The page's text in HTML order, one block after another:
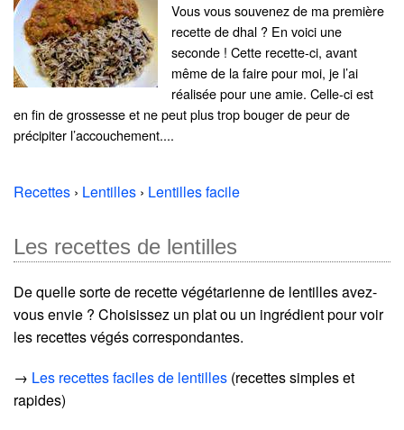
Vous vous souvenez de ma première
recette de dhal ? En voici une
seconde ! Cette recette-ci, avant
même de la faire pour moi, je l’ai
réalisée pour une amie. Celle-ci est
en fin de grossesse et ne peut plus trop bouger de peur de
précipiter l’accouchement....
Recettes › Lentilles › Lentilles facile
Les recettes de lentilles
De quelle sorte de recette végétarienne de lentilles avez-
vous envie ? Choisissez un plat ou un ingrédient pour voir
les recettes végés correspondantes.
→ Les recettes faciles de lentilles (recettes simples et
rapides)